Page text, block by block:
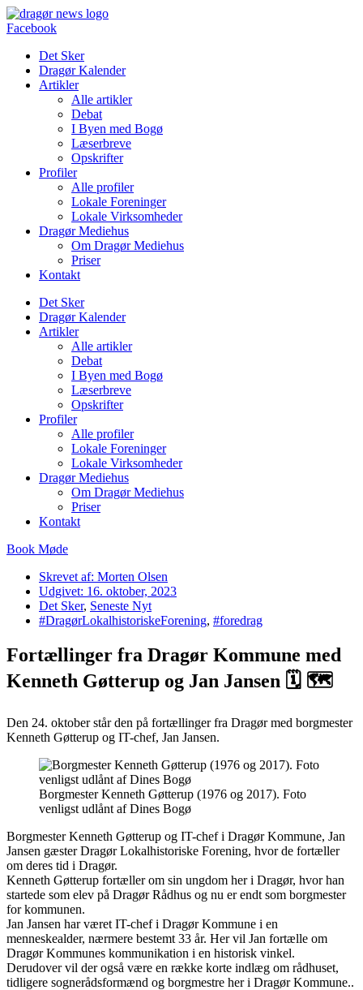
Videre
til
Facebook
Det Sker
Dragør Kalender
Artikler
Alle artikler
Debat
I Byen med Bogø
Læserbreve
Opskrifter
Profiler
Alle profiler
Lokale Foreninger
Lokale Virksomheder
Dragør Mediehus
Om Dragør Mediehus
Priser
Kontakt
Det Sker
Dragør Kalender
Artikler
Alle artikler
Debat
I Byen med Bogø
Læserbreve
Opskrifter
Profiler
Alle profiler
Lokale Foreninger
Lokale Virksomheder
Dragør Mediehus
Om Dragør Mediehus
Priser
Kontakt
Book Møde
Skrevet af: Morten Olsen
Udgivet: 16. oktober, 2023
Det Sker, Seneste Nyt
#DragørLokalhistoriskeForening, #foredrag
Fortællinger fra Dragør Kommune med
Kenneth Gøtterup og Jan Jansen 🗓 🗺
Den 24. oktober står den på fortællinger fra Dragør med borgmester
Kenneth Gøtterup og IT-chef, Jan Jansen.
Borgmester Kenneth Gøtterup (1976 og 2017). Foto
venligst udlånt af Dines Bogø
Borgmester Kenneth Gøtterup og IT-chef i Dragør Kommune, Jan
Jansen gæster Dragør Lokalhistoriske Forening, hvor de fortæller
om deres tid i Dragør.
Kenneth Gøtterup fortæller om sin ungdom her i Dragør, hvor han
startede som elev på Dragør Rådhus og nu er endt som borgmester
for kommunen.
Jan Jansen har været IT-chef i Dragør Kommune i en
menneskealder, nærmere bestemt 33 år. Her vil Jan fortælle om
Dragør Kommunes kommunikation i en historisk vinkel.
Derudover vil der også være en række korte indlæg om rådhuset,
tidligere sognerådsformænd og borgmestre her i Dragør Kommune..